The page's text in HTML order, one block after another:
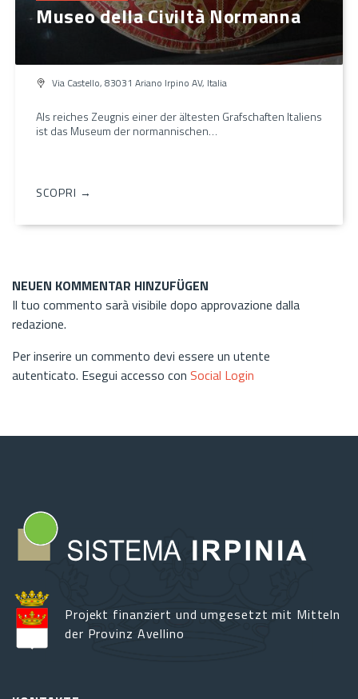
Museo della Civiltà Normanna
Via Castello, 83031 Ariano Irpino AV, Italia
Als reiches Zeugnis einer der ältesten Grafschaften Italiens
ist das Museum der normannischen…
SCOPRI →
NEUEN KOMMENTAR HINZUFÜGEN
Il tuo commento sarà visibile dopo approvazione dalla
redazione.
Per inserire un commento devi essere un utente
autenticato. Esegui accesso con Social Login
Projekt finanziert und umgesetzt mit Mitteln
der Provinz Avellino